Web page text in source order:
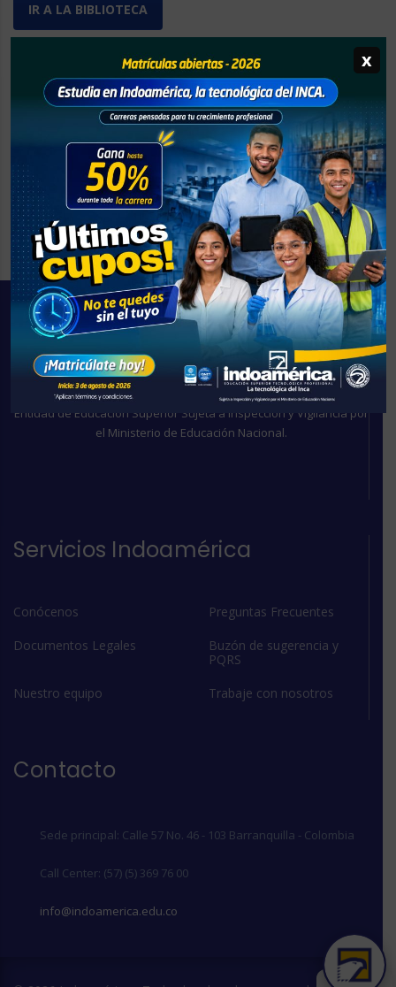
IR A LA BIBLIOTECA
Entidad de Educación Superior Sujeta a Inspección y Vigilancia por
el Ministerio de Educación Nacional.
Servicios Indoamérica
Conócenos
Preguntas Frecuentes
Documentos Legales
Buzón de sugerencia y
PQRS
Nuestro equipo
Trabaje con nosotros
Contacto
Sede principal: Calle 57 No. 46 - 103 Barranquilla - Colombia
Call Center: (57) (5) 369 76 00
info@indoamerica.edu.co
x